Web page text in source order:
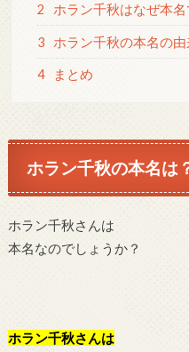
2 ホラン千秋はなぜ本
3 ホラン千秋の本名の由
4 まとめ
ホラン千秋の本名は
ホラン千秋さんは
本名なのでしょうか？
ホラン千秋さんは